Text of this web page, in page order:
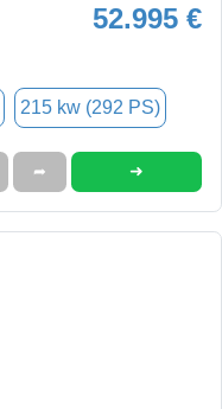
52.995 €
215 kw (292 PS)
➦ ➜